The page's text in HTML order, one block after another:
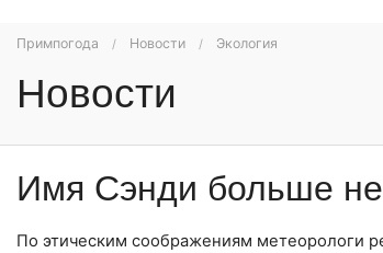
Примпогода Новости Экология
Новости
Имя Сэнди больше не
По этическим соображениям метеорологи